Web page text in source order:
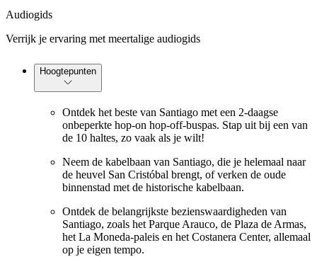
Audiogids
Verrijk je ervaring met meertalige audiogids
Hoogtepunten
Ontdek het beste van Santiago met een 2-daagse
onbeperkte hop-on hop-off-buspas. Stap uit bij een van
de 10 haltes, zo vaak als je wilt!
Neem de kabelbaan van Santiago, die je helemaal naar
de heuvel San Cristóbal brengt, of verken de oude
binnenstad met de historische kabelbaan.
Ontdek de belangrijkste bezienswaardigheden van
Santiago, zoals het Parque Arauco, de Plaza de Armas,
het La Moneda-paleis en het Costanera Center, allemaal
op je eigen tempo.